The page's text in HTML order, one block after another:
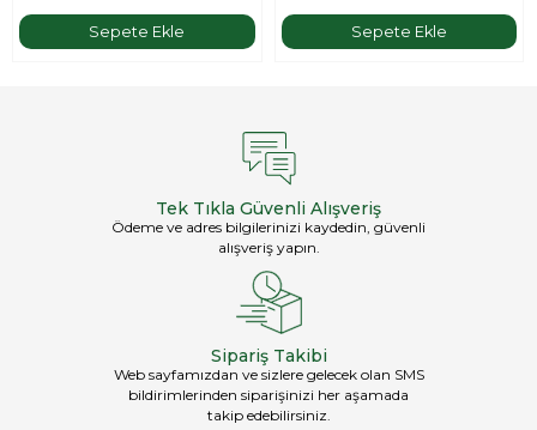
Sepete Ekle Sepete Ekle
Tek Tıkla Güvenli Alışveriş
Ödeme ve adres bilgilerinizi kaydedin, güvenli
alışveriş yapın.
Sipariş Takibi
Web sayfamızdan ve sizlere gelecek olan SMS
bildirimlerinden siparişinizi her aşamada
takip edebilirsiniz.